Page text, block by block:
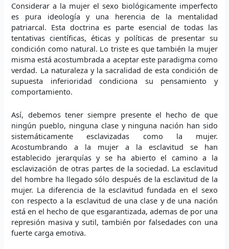
Considerar a la mujer el sexo biológicamente imperfecto
es pura ideología y una herencia de la mentalidad
patriarcal. Esta doctrina es parte esencial de todas las
tentativas científicas, éticas y políticas de presentar su
condición como natural. Lo triste es que también la mujer
misma está acostumbrada a aceptar este paradigma como
verdad. La naturaleza y la sacralidad de esta condición de
supuesta inferioridad condiciona su pensamiento y
comportamiento.
Así, debemos tener siempre presente el hecho de que
ningún pueblo, ninguna clase y ninguna nación han sido
sistemáticamente esclavizadas como la mujer.
Acostumbrando a la mujer a la esclavitud se han
establecido jerarquías y se ha abierto el camino a la
esclavización de otras partes de la sociedad. La esclavitud
del hombre ha llegado sólo después de la esclavitud de la
mujer. La diferencia de la esclavitud fundada en el sexo
con respecto a la esclavitud de una clase y de una nación
está en el hecho de que esgarantizada, ademas de por una
represión masiva y sutil, también por falsedades con una
fuerte carga emotiva.